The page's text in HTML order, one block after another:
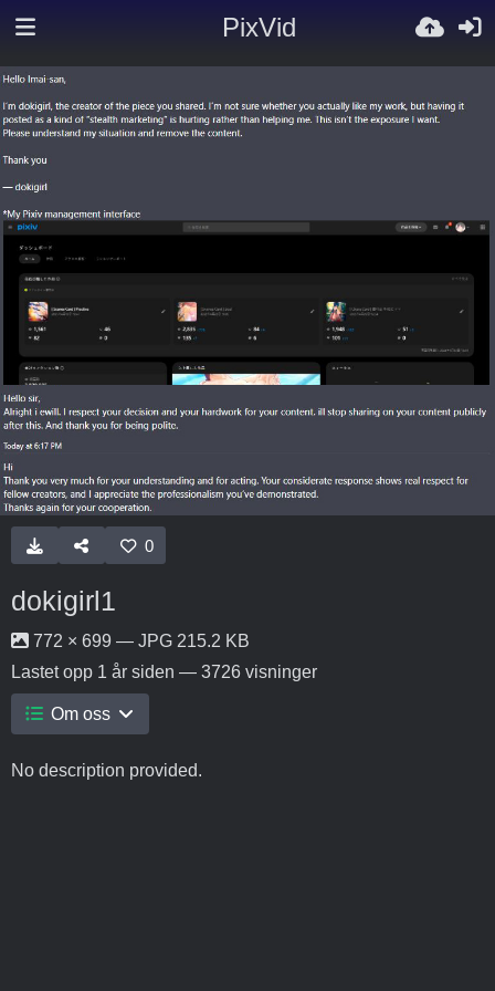
PixVid
0
dokigirl1
772 × 699 — JPG 215.2 KB
Lastet opp 1 år siden — 3726 visninger
Om oss
No description provided.